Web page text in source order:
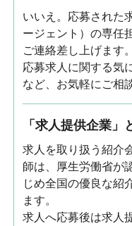
いいえ。応募された
ージェント）の専任
ご連絡差し上げます。
応募求人に関する気
など、お気軽にご相
「求人提供企業」
求人を取り扱う紹介
師は、厚生労働省が
じめ全国の優良な紹
ます。
求人へ応募後は求人